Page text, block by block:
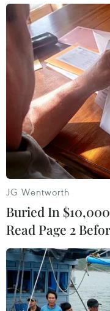
chi trả./.
#vắcxin Nano Covax
#giáo sư Đỗ Quyết
JG Wentworth
Buried In
Read Page 2